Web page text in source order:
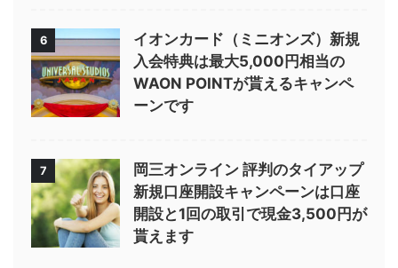
6
イオンカード（ミニオンズ）新規
入会特典は最大5,000円相当の
WAON POINTが貰えるキャンペ
ーンです
7
岡三オンライン 評判のタイアップ
新規口座開設キャンペーンは口座
開設と1回の取引で現金3,500円が
貰えます